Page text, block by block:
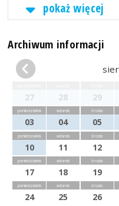
pokaż więcej
Archiwum informacji
27 28 29
poniedziałek
03
wtorek
04
środa
05
poniedziałek
10
wtorek
11
środa
12
poniedziałek
17
wtorek
18
środa
19
poniedziałek
24
wtorek
25
środa
26